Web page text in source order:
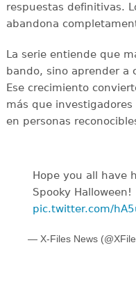
respuestas definitivas.
abandona
La serie entiende que
bando, sino aprender a
Ese crecimiento
más que
en personas
Hope you all have
Spooky Halloween!
pic.twitter.com/
— X-Files News